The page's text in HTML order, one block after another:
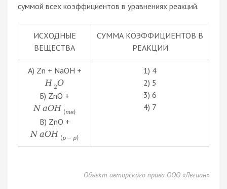
суммой всех коэффициентов в уравнениях реакций.
ИСХОДНЫЕ
ВЕЩЕСТВА
СУММА КОЭФФИЦИЕНТОВ В
РЕАКЦИИ
А) Zn + NaOH +
H 2O
Б) ZnO +
NaOH (тв)
В) ZnO +
NaOH (р − р)
1) 4
2) 5
3) 6
4) 7
Объект авторского права ООО «Легион»